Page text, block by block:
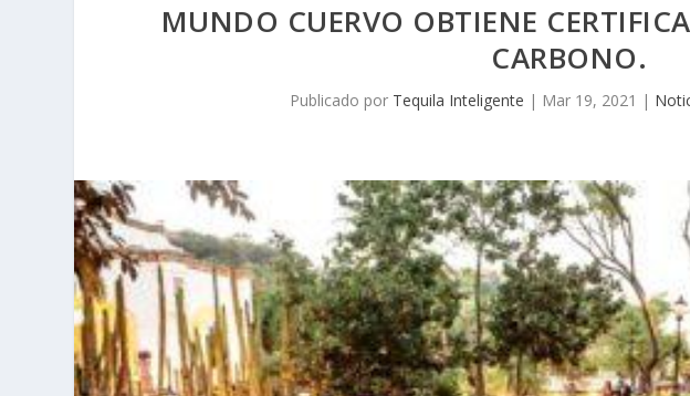
MUNDO CUERVO OBTIENE
CARBONO.
Publicado por Tequila Inteligente | Mar 19, 2021 |